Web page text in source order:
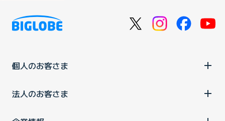
個人のお客さま
法人のお客さま